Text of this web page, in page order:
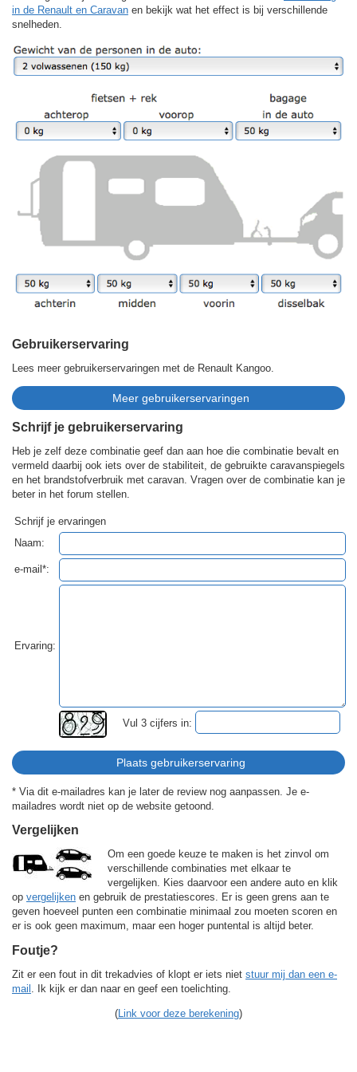
in de Renault en Caravan en bekijk wat het effect is bij verschillende
snelheden.
Gebruikerservaring
Lees meer gebruikerservaringen met de Renault Kangoo.
Schrijf je gebruikerservaring
Heb je zelf deze combinatie geef dan aan hoe die combinatie bevalt en
vermeld daarbij ook iets over de stabiliteit, de gebruikte caravanspiegels
en het brandstofverbruik met caravan. Vragen over de combinatie kan je
beter in het forum stellen.
Schrijf je ervaringen
Naam:
e-mail*:
Ervaring:
Vul 3 cijfers in:
* Via dit e-mailadres kan je later de review nog aanpassen. Je e-
mailadres wordt niet op de website getoond.
Vergelijken
Om een goede keuze te maken is het zinvol om
verschillende combinaties met elkaar te
vergelijken. Kies daarvoor een andere auto en klik
op vergelijken en gebruik de prestatiescores. Er is geen grens aan te
geven hoeveel punten een combinatie minimaal zou moeten scoren en
er is ook geen maximum, maar een hoger puntental is altijd beter.
Foutje?
Zit er een fout in dit trekadvies of klopt er iets niet stuur mij dan een e-
mail
. Ik kijk er dan naar en geef een toelichting.
( Link voor deze berekening)